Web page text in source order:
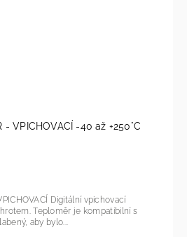
- VPICHOVACÍ -40 až +250°C
vpichovací
kompatibilní s
aby bylo...